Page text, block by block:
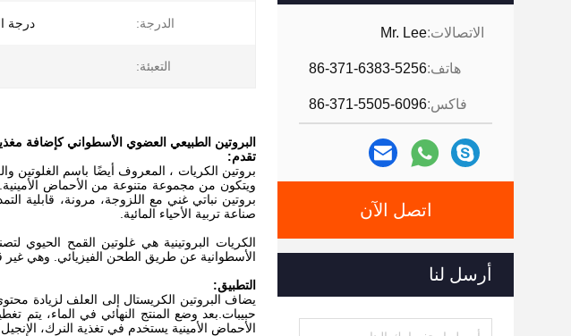
الاتصالات:Mr. Lee
هاتف:86-371-6383-5256
فاكس:86-371-5505-6096
اتصل الآن
أرسل لنا
الدرجة: درجة
التعبئة:
البروتين الطبيعي العضوي الأسطواني كإضافة
تقدم:
بروتين الكريات ، المعروف أيضًا باسم الغلوتين
بروتين نباتي غني مع اللزوجة، مرونة، قابلية
صناعة تربية الأحياء المائية.
الكريات البروتينية هي غلوتين القمح الحيوي
الأسطوانية عن طريق الطحن الفيزيائي. وهي غير
التطبيق:
يضاف البروتين الكريستال إلى العلف لزيادة
حبيبات.بعد وضع المنتج النهائي في الماء، يتم
الأحماض الأمينية يستخدم في تغذية النرك،